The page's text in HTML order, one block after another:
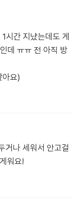
시간 지났는데도 게
데 ㅠㅠ 전 아직 방
아요)
거나 세워서 안고걸
워요!